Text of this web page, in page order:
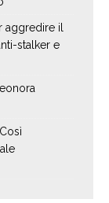
aggredire il
stalker e